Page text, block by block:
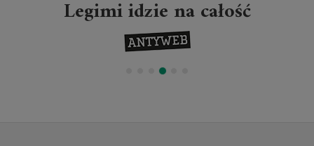
Legimi idzie na całość